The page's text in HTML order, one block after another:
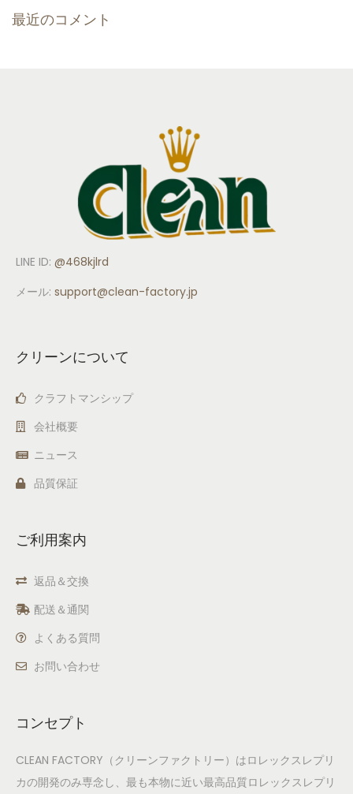
最近のコメント
LINE ID: @468kjlrd
メール: support@clean-factory.jp
クリーンについて
クラフトマンシップ
会社概要
ニュース
品質保証
ご利用案内
返品＆交換
配送＆通関
よくある質問
お問い合わせ
コンセプト
CLEAN FACTORY（クリーンファクトリー）はロレックスレプリ
カの開発のみ専念し、最も本物に近い最高品質ロレックスレプリ